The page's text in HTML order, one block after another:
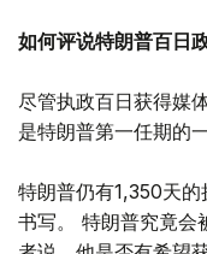
如何评说特朗普百日
尽管执政百日获得媒
是特朗普第一任期的
特朗普仍有1,350天
书写。 特朗普究竟会